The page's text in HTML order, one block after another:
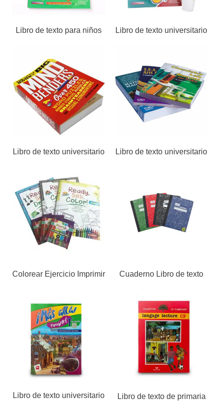
Libro de texto para niños Libro de texto universitario
Libro de texto universitario Libro de texto universitario
Colorear Ejercicio Imprimir Cuaderno Libro de texto
Libro de texto universitario Libro de texto de primaria